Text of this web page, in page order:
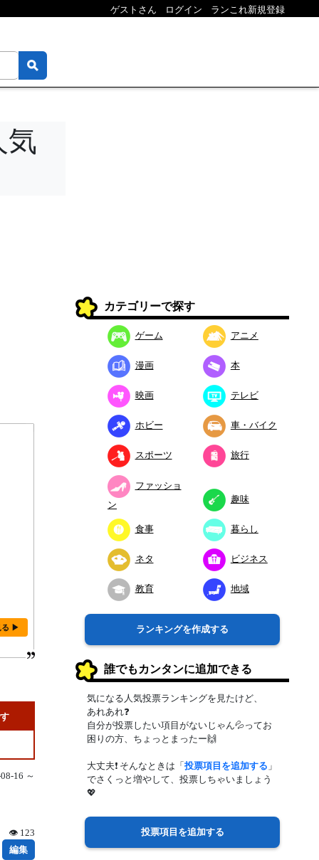
ゲストさん ログイン ランこれ新規登録
気
る ▶
16 ～
👁 123
編集
カテゴリーで探す
ゲーム アニメ
漫画 本
映画 テレビ
ホビー 車・バイク
スポーツ 旅行
ファッショ
ン
趣味
食事 暮らし
ネタ ビジネス
教育 地域
ランキングを作成する
誰でもカンタンに追加できる
気になる人気投票ランキングを見たけど、
あれあれ❓
自分が投票したい項目がないじゃん💦ってお
困りの方、ちょっとまったー🙌
大丈夫❗ そんなときは「投票項目を追加する 」
でさくっと増やして、投票しちゃいましょう
💖
投票項目を追加する